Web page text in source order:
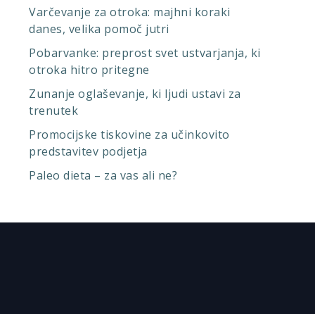
Varčevanje za otroka: majhni koraki
danes, velika pomoč jutri
Pobarvanke: preprost svet ustvarjanja, ki
otroka hitro pritegne
Zunanje oglaševanje, ki ljudi ustavi za
trenutek
Promocijske tiskovine za učinkovito
predstavitev podjetja
Paleo dieta – za vas ali ne?